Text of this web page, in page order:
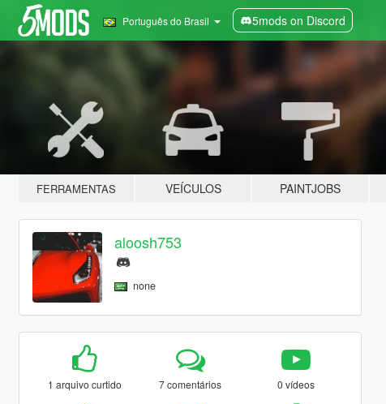
Português do Brasil 5mods on Discord
FERRAMENTAS VEÍCULOS PAINTJOBS
aloosh753
none
1 arquivo curtido 7 comentários 0 vídeos